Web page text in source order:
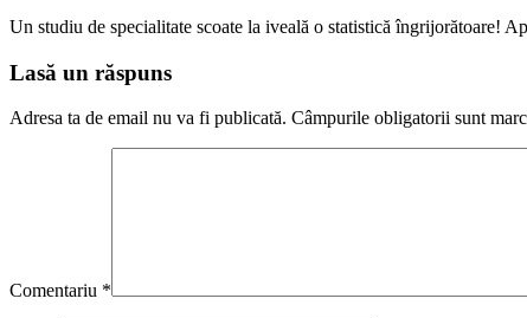
Un studiu de specialitate scoate la iveală o statistică
Lasă un răspuns
Adresa ta de email nu va fi publicată. Câmpurile obligatorii sunt
Comentariu *